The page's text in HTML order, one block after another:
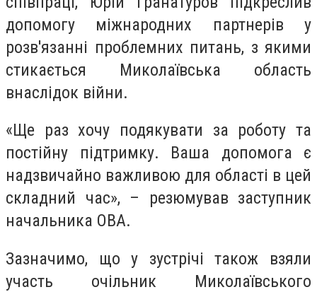
допомогу міжнародних партнерів у
розв'язанні проблемних питань, з якими
стикається Миколаївська область
внаслідок війни.
«Ще раз хочу подякувати за роботу та
постійну підтримку. Ваша допомога є
надзвичайно важливою для області в цей
складний час», – резюмував заступник
начальника ОВА.
Зазначимо, що у зустрічі також взяли
участь очільник Миколаївського